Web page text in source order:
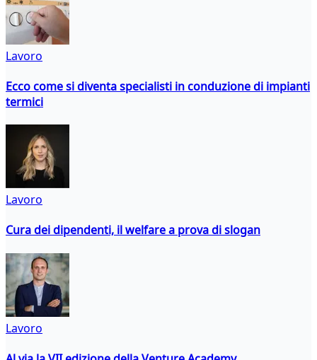
Lavoro
Ecco come si diventa specialisti in conduzione di impianti
termici
Lavoro
Cura dei dipendenti, il welfare a prova di slogan
Lavoro